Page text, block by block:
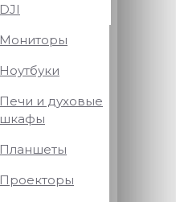
DJI
Мониторы
Ноутбуки
Печи и духовые
шкафы
Планшеты
Проекторы